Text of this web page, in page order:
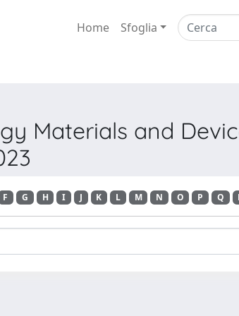
Home Sfoglia
Materials and
F G H I J K L M N O P Q